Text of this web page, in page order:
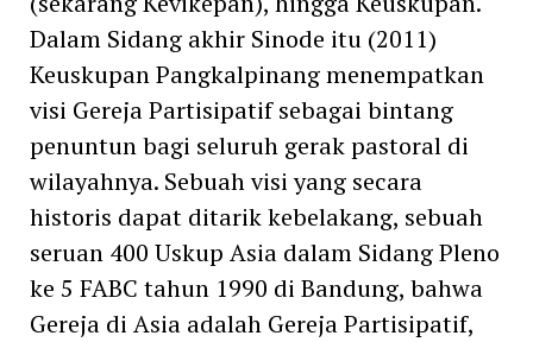
Dalam Sidang akhir Sinode itu (2011)
Keuskupan Pangkalpinang menempatkan
visi Gereja Partisipatif sebagai bintang
penuntun bagi seluruh gerak pastoral di
wilayahnya. Sebuah visi yang secara
historis dapat ditarik kebelakang, sebuah
seruan 400 Uskup Asia dalam Sidang Pleno
ke 5 FABC tahun 1990 di Bandung, bahwa
Gereja di Asia adalah Gereja Partisipatif,